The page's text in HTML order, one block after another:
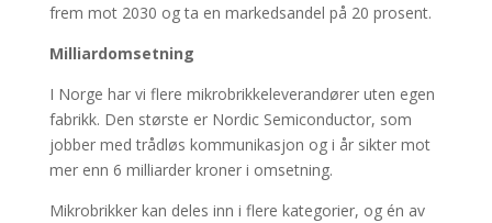
frem mot 2030 og ta en markedsandel på 20 prosent.
Milliardomsetning
I Norge har vi flere mikrobrikkeleverandører uten egen
fabrikk. Den største er Nordic Semiconductor, som
jobber med trådløs kommunikasjon og i år sikter mot
mer enn 6 milliarder kroner i omsetning.
Mikrobrikker kan deles inn i flere kategorier, og én av